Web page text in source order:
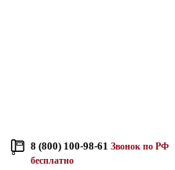
8 (800) 100-98-61 Звонок по РФ
бесплатно